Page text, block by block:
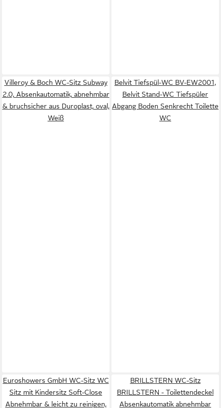
Villeroy & Boch WC-Sitz Subway
2.0, Absenkautomatik, abnehmbar
& bruchsicher aus Duroplast, oval,
Weiß
Belvit Tiefspül-WC BV-EW2001,
Belvit Stand-WC Tiefspüler
Abgang Boden Senkrecht Toilette
WC
Euroshowers GmbH WC-Sitz WC
Sitz mit Kindersitz Soft-Close
Abnehmbar & leicht zu reinigen,
BRILLSTERN WC-Sitz
BRILLSTERN - Toilettendeckel
Absenkautomatik abnehmbar